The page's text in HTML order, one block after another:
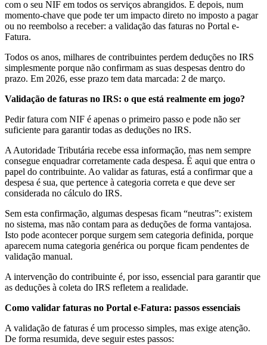
com o seu NIF em todos os serviços abrangidos. E depois, num
momento-chave que pode ter um impacto direto no imposto a pagar
ou no reembolso a receber: a validação das faturas no Portal e-
Fatura.
Todos os anos, milhares de contribuintes perdem deduções no IRS
simplesmente porque não confirmam as suas despesas dentro do
prazo. Em 2026, esse prazo tem data marcada: 2 de março.
Validação de faturas no IRS: o que está realmente em jogo?
Pedir fatura com NIF é apenas o primeiro passo e pode não ser
suficiente para garantir todas as deduções no IRS.
A Autoridade Tributária recebe essa informação, mas nem sempre
consegue enquadrar corretamente cada despesa. É aqui que entra o
papel do contribuinte. Ao validar as faturas, está a confirmar que a
despesa é sua, que pertence à categoria correta e que deve ser
considerada no cálculo do IRS.
Sem esta confirmação, algumas despesas ficam “neutras”: existem
no sistema, mas não contam para as deduções de forma vantajosa.
Isto pode acontecer porque surgem sem categoria definida, porque
aparecem numa categoria genérica ou porque ficam pendentes de
validação manual.
A intervenção do contribuinte é, por isso, essencial para garantir que
as deduções à coleta do IRS refletem a realidade.
Como validar faturas no Portal e-Fatura: passos essenciais
A validação de faturas é um processo simples, mas exige atenção.
De forma resumida, deve seguir estes passos: